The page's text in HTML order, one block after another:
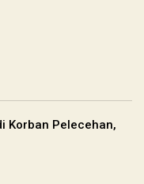
Korban Pelecehan,